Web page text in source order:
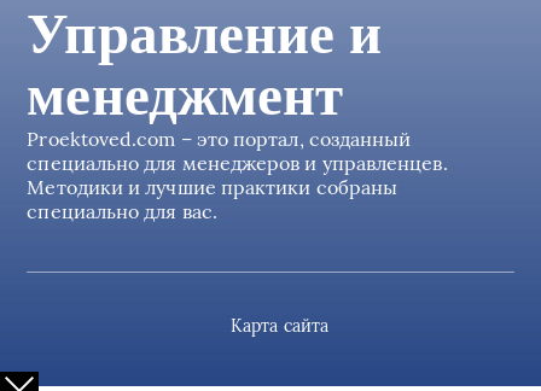
Управление и
менеджмент
Proektoved.com – это портал, созданный
специально для менеджеров и управленцев.
Методики и лучшие практики собраны
специально для вас.
Карта сайта